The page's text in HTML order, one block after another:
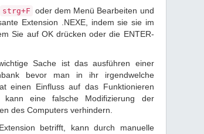
strg+F oder dem Menü Bearbeiten und
Extension .NEXE, indem sie sie im
Sie auf OK drücken oder die ENTER-
Sache ist das ausführen einer
bevor man in ihr irgendwelche
einen Einfluss auf das Funktionieren
kann eine falsche Modifizierung der
des Computers verhindern.
betrifft, kann durch manuelle